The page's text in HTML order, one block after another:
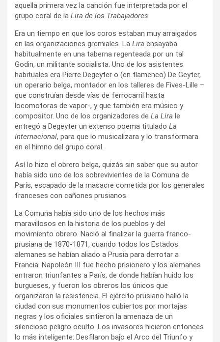
aquella primera vez la canción fue interpretada por el
grupo coral de la Lira de los Trabajadores.
Era un tiempo en que los coros estaban muy arraigados
en las organizaciones gremiales. La Lira ensayaba
habitualmente en una taberna regenteada por un tal
Godin, un militante socialista. Uno de los asistentes
habituales era Pierre Degeyter o (en flamenco) De Geyter,
un operario belga, montador en los talleres de Fives-Lille –
que construían desde vías de ferrocarril hasta
locomotoras de vapor-, y que también era músico y
compositor. Uno de los organizadores de La Lira le
entregó a Degeyter un extenso poema titulado La
Internacional, para que lo musicalizara y lo transformara
en el himno del grupo coral.
Así lo hizo el obrero belga, quizás sin saber que su autor
había sido uno de los sobrevivientes de la Comuna de
París, escapado de la masacre cometida por los generales
franceses con cañones prusianos.
La Comuna había sido uno de los hechos más
maravillosos en la historia de los pueblos y del
movimiento obrero. Nació al finalizar la guerra franco-
prusiana de 1870-1871, cuando todos los Estados
alemanes se habían aliado a Prusia para derrotar a
Francia. Napoleón III fue hecho prisionero y los alemanes
entraron triunfantes a París, de donde habían huido los
burgueses, y fueron los obreros los únicos que
organizaron la resistencia. El ejército prusiano halló la
ciudad con sus monumentos cubiertos por mortajas
negras y los oficiales sintieron la amenaza de un
silencioso peligro oculto. Los invasores hicieron entonces
lo más inteligente: Desfilaron bajo el Arco del Triunfo y